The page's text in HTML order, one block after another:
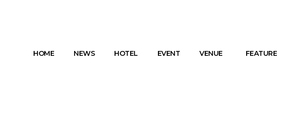
HOME NEWS HOTEL EVENT VENUE FEATURE